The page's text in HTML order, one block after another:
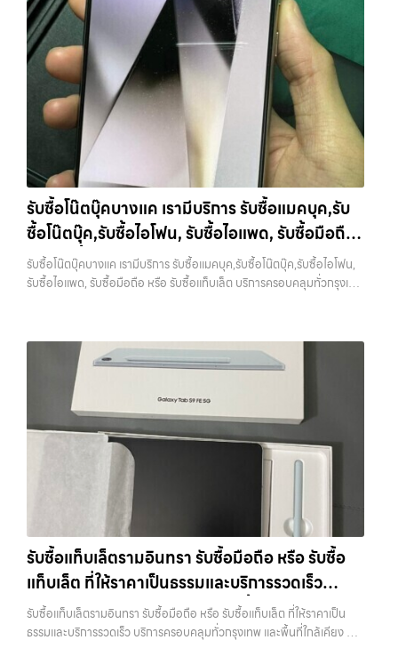
รับซื้อโน๊ตบุ๊คบางแค เรามีบริการ รับซื้อแมคบุค,รับ
ซื้อโน๊ตบุ๊ค,รับซื้อไอโฟน, รับซื้อไอแพด, รับซื้อมือถือ
หรือ รับซื้อแท็บเล็ต บริการครอบคลุมทั่วกรุงเทพ
และพื้นที่ใกล้เคียง
รับซื้อโน๊ตบุ๊คบางแค เรามีบริการ รับซื้อแมคบุค,รับซื้อโน๊ตบุ๊ค,รับซื้อไอโฟน,
รับซื้อไอแพด, รับซื้อมือถือ หรือ รับซื้อแท็บเล็ต บริการครอบคลุมทั่วกรุงเทพ
ดา บางรัก แจ้งวัฒนะ บางแค วัชรพล รามอินทรา รับซื้อโน๊ตบุ๊คบางแค —
เรามีบริการ รับซื้อแมคบุค,รับซื้อโน๊ตบุ๊ค,รับซื้อไอโฟน, รับซื้อไอแพด, รับซื้อ
มือถือ หรือ รับซื้อแท็บเล็ต บริการครอบคลุมทั่วกรุงเทพ และพื้นที่ใกล้เคียง
รับซื้อโน๊ตบุ๊คบางแค เรามีบริการ รับซื้อแมคบุค,รับซื้อโน๊ตบุ๊ค,รับซื้อไอโฟน,
รับซื้อไอแพด, รับซื้อมือถือ หรือ รับซื้อแท็บเล็ต บริการครอบคลุมทั่ว
กรุงเทพ… รับซื้อโน๊ตบุ๊คบางแค รับซื้อ iPhone ทุกรุ่น ให้ราคาสูง พร้อมจ่าย
เงินทันที ประสบการณ์เหนือระดับกับการ รับซื้อไอโฟน, รับซื้อไอแพด, รับ
ซื้อมือถือ ยินดีต้อนรับสู่ “รับซื้อขายมือถือ.com” เว็บไซต์ที่คุณไว้วางใจได้
สำหรับบริการ รับซื้อ มือถือ iPhone, Samsung, iPad, แท็บเล็ต ทุกยี่ห้อ
ให้ราคาสูง พร้อมจ่ายเงินทันที ครอบคลุมพื้นที่ ลาดพร้าว, รัชดา, บางรัก,
แจ้งวัฒนะ, บางแค, วัชรพล, รามอินทรา และเขตกรุงเทพฯ ใกล้ “ใกล้ ฉัน”
ที่สุด ในยุคที่สมาร์ทโฟน แท็บเล็ต และอุปกรณ์ไอทีใหม่ๆ เปลี่ยนรุ่นกันแทบ
ทุกช่วงเวลา อุปกรณ์ที่คุณใช้แล้วอาจกลายเป็นของที่ไม่ได้ใช้งานอยู่เฉยๆ
เว็บไซต์ของเราจึงเกิดขึ้นเพื่อเป็นทางเลือกให้คุณสามารถเปลี่ยนอุปกรณ์ที่
ไม่ใช้แล้วให้กลายเป็นเงินสดได้ทันที ด้วยบริการ รับซื้อไอโฟน, รับซื้อไอแพด,
รับซื้อมือถือ, รับซื้อโทรศัพท์, รับซื้อโน๊ตบุ๊ค, รับซื้อแท็บเล็ต, รับซื้อสินค้าไอที
กรุงเทพมหานคร อย่างครบวงจร ไม่ว่าคุณจะอยู่โซนเมืองหรือเขตชานเมือง
รับซื้อแท็บเล็ตรามอินทรา รับซื้อมือถือ หรือ รับซื้อ
แท็บเล็ต ที่ให้ราคาเป็นธรรมและบริการรวดเร็ว
บริการครอบคลุมทั่วกรุงเทพ และพื้นที่ใกล้เคียง
รับซื้อแท็บเล็ตรามอินทรา รับซื้อมือถือ หรือ รับซื้อแท็บเล็ต ที่ให้ราคาเป็น
ธรรมและบริการรวดเร็ว บริการครอบคลุมทั่วกรุงเทพ และพื้นที่ใกล้เคียง —